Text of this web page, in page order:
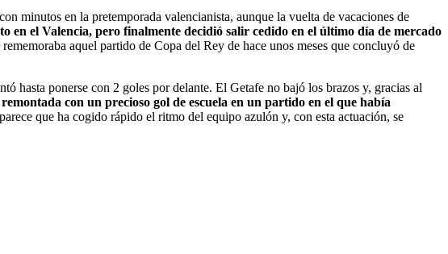
minutos en la pretemporada valencianista, aunque la vuelta de vacaciones de
en el Valencia, pero finalmente decidió salir cedido en el último día de mercado
aquel partido de Copa del Rey de hace unos meses que concluyó de
hasta ponerse con 2 goles por delante. El Getafe no bajó los brazos y, gracias al
con un precioso gol de escuela en un partido en el que había
que ha cogido rápido el ritmo del equipo azulón y, con esta actuación, se